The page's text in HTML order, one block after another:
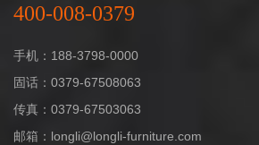
400-008-0379
手机：188-3798-0000
固话：0379-67508063
传真：0379-67503063
邮箱：longli@longli-furniture.com